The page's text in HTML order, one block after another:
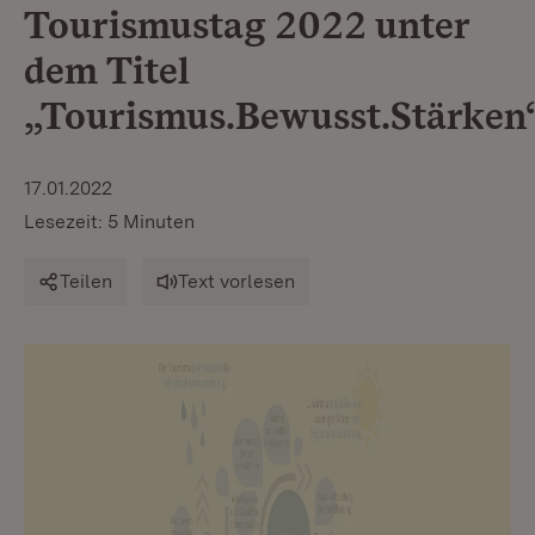
Tourismustag 2022 unter
dem Titel
17.01.2022
Lesezeit: 5 Minuten
Teilen Text vorlesen